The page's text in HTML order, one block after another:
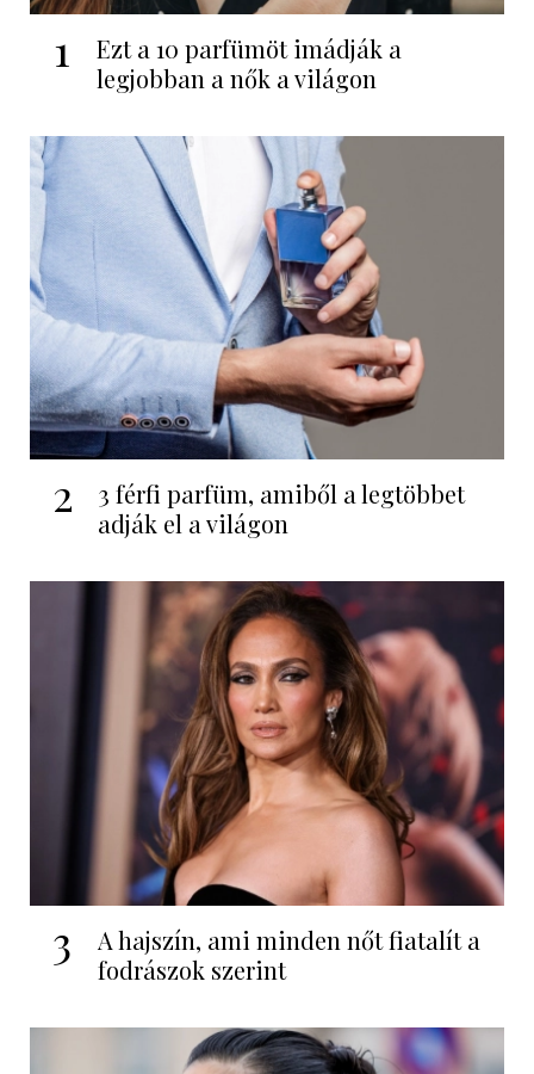
1
Ezt a 10 parfümöt imádják a
legjobban a nők a világon
2
3 férfi parfüm, amiből a legtöbbet
adják el a világon
3
A hajszín, ami minden nőt fiatalít a
fodrászok szerint